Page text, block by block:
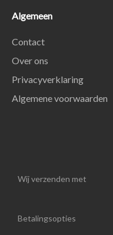
Algemeen
Contact
Over ons
Privacyverklaring
Algemene voorwaarden
Wij verzenden met
Betalingsopties